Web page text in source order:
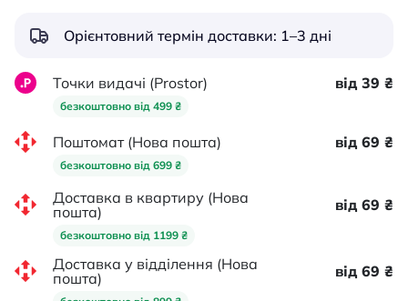
Орієнтовний термін доставки: 1–3 дні
Точки видачі (Prostor)
безкоштовно від 499 ₴
від 39 ₴
Поштомат (Нова пошта)
безкоштовно від 699 ₴
від 69 ₴
Доставка в квартиру (Нова
пошта)
безкоштовно від 1199 ₴
від 69 ₴
Доставка у відділення (Нова
пошта)
від 69 ₴